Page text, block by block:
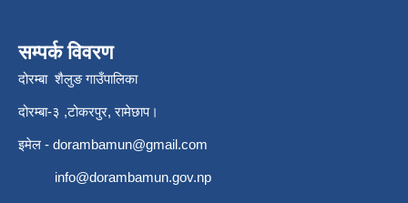
सम्पर्क विवरण
दोरम्बा शैलुङ गाउँपालिका
दोरम्बा-३ ,टोकरपुर, रामेछाप।
इमेल - dorambamun@gmail.com
info@dorambamun.gov.np